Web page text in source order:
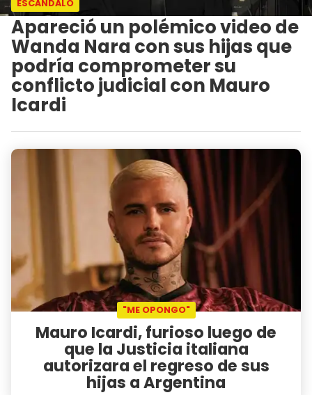
ESCÁNDALO
Apareció un polémico video de
Wanda Nara con sus hijas que
podría comprometer su
conflicto judicial con Mauro
Icardi
"ME OPONGO"
Mauro Icardi, furioso luego de
que la Justicia italiana
autorizara el regreso de sus
hijas a Argentina